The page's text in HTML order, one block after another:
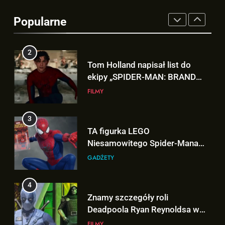
Popularne
ekipy „SPIDER-MAN: BRAND
NEW DAY” i… potwierdził swój
powrót!
3
TA figurka LEGO
Niesamowitego Spider-Mana
jest warta tysiące dolarów!
GADŻETY
4
Znamy szczegóły roli
Deadpoola Ryan Reynoldsa w
„AVENGERS: DOOMSDAY”!
FILMY
5
„DUŻE DZIECI 3” OFICJALNIE w
produkcji Netflixa!